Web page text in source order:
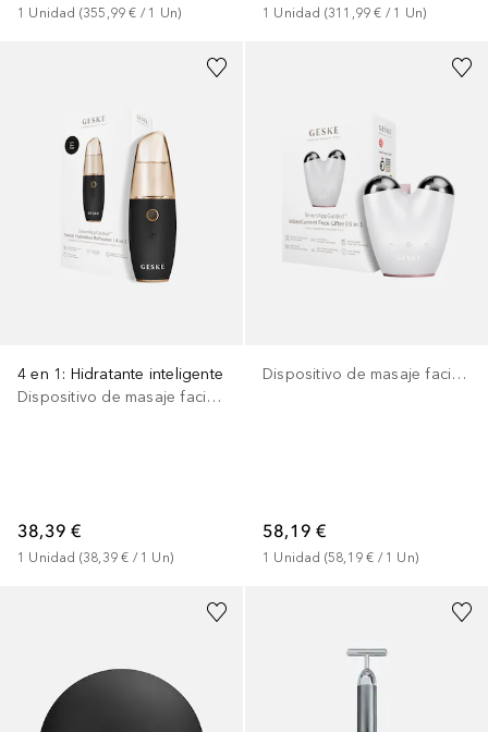
1 Unidad (355,99 € / 1 Un) 1 Unidad (311,99 € / 1 Un)
4 en 1: Hidratante inteligente
Dispositivo de masaje facial eléctrico
38,39 €
1 Unidad (38,39 € / 1 Un)
Dispositivo de masaje facial eléctrico
58,19 €
1 Unidad (58,19 € / 1 Un)